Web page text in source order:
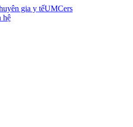
gia y tếUMCers
hệ